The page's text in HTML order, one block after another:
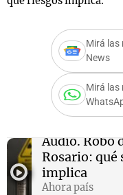
Mirá las
News
Mirá las
Audio. Robo
Rosario: qué
implica
Ahora país